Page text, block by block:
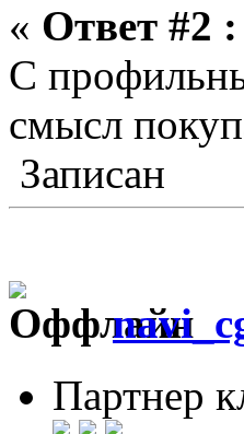
« Ответ #2 :
С
смысл
Записан
Партнер